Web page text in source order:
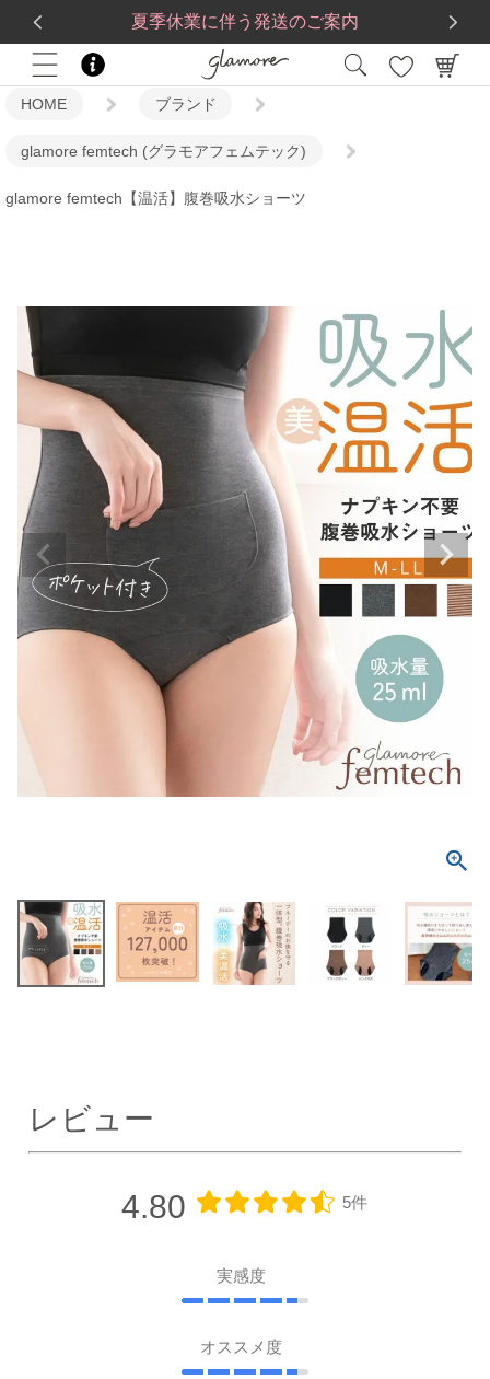
夏季休業に伴う発送のご案内
送料一律560円5,500 円(税込)以上で送料無料
HOME ブランド
glamore femtech (グラモアフェムテック)
glamore femtech【温活】腹巻吸水ショーツ
レビュー
4.80 5件
実感度
オススメ度